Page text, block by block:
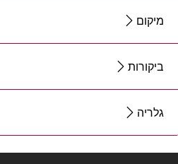
מיקום
ביקורות
גלריה